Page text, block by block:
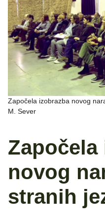
Započela izobrazba novog
M. Sever
Započela
novog
stranih